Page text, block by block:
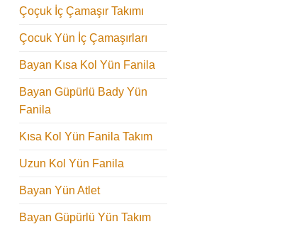
Çoçuk İç Çamaşır Takımı
Çocuk Yün İç Çamaşırları
Bayan Kısa Kol Yün Fanila
Bayan Güpürlü Bady Yün
Fanila
Kısa Kol Yün Fanila Takım
Uzun Kol Yün Fanila
Bayan Yün Atlet
Bayan Güpürlü Yün Takım